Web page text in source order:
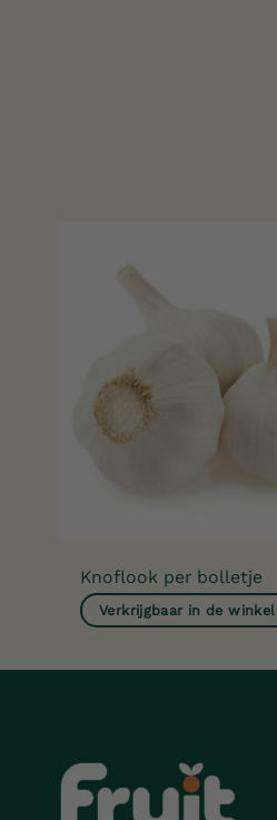
Knoflook per bolletje
Verkrijgbaar in de winkel